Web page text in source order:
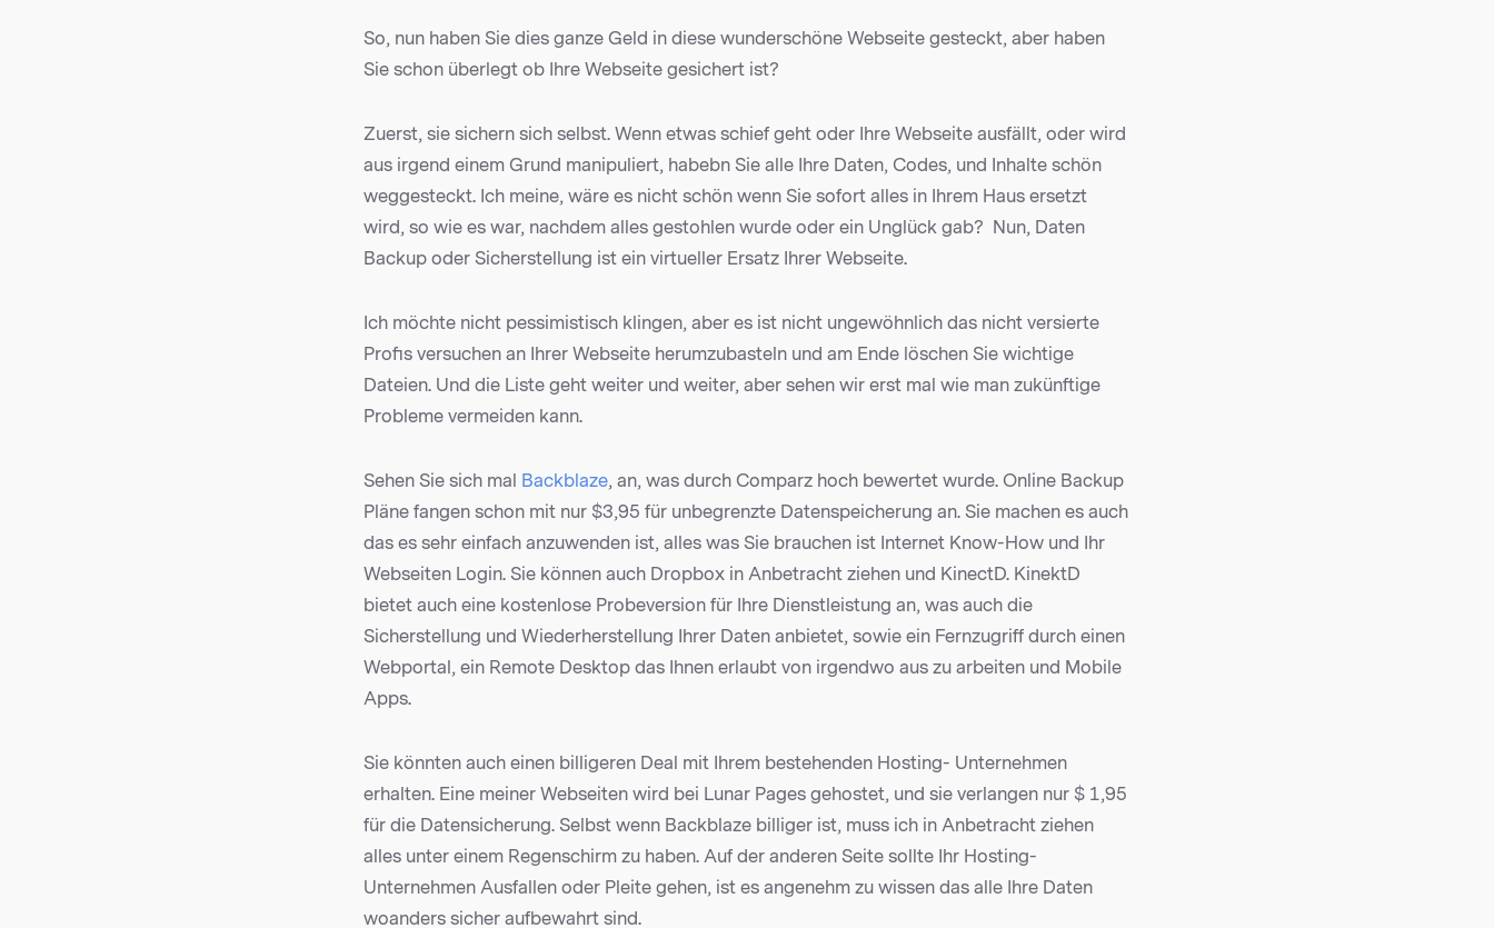
So, nun haben Sie dies ganze Geld in diese wunderschöne Webseite gesteckt, aber haben
Sie schon überlegt ob Ihre Webseite gesichert ist?
Zuerst, sie sichern sich selbst. Wenn etwas schief geht oder Ihre Webseite ausfällt, oder wird
aus irgend einem Grund manipuliert, habebn Sie alle Ihre Daten, Codes, und Inhalte schön
weggesteckt. Ich meine, wäre es nicht schön wenn Sie sofort alles in Ihrem Haus ersetzt
wird, so wie es war, nachdem alles gestohlen wurde oder ein Unglück gab? Nun, Daten
Backup oder Sicherstellung ist ein virtueller Ersatz Ihrer Webseite.
Ich möchte nicht pessimistisch klingen, aber es ist nicht ungewöhnlich das nicht versierte
Profis versuchen an Ihrer Webseite herumzubasteln und am Ende löschen Sie wichtige
Dateien. Und die Liste geht weiter und weiter, aber sehen wir erst mal wie man zukünftige
Probleme vermeiden kann.
Sehen Sie sich mal Backblaze, an, was durch Comparz hoch bewertet wurde. Online Backup
Pläne fangen schon mit nur $3,95 für unbegrenzte Datenspeicherung an. Sie machen es auch
das es sehr einfach anzuwenden ist, alles was Sie brauchen ist Internet Know-How und Ihr
Webseiten Login. Sie können auch Dropbox in Anbetracht ziehen und KinectD. KinektD
bietet auch eine kostenlose Probeversion für Ihre Dienstleistung an, was auch die
Sicherstellung und Wiederherstellung Ihrer Daten anbietet, sowie ein Fernzugriff durch einen
Webportal, ein Remote Desktop das Ihnen erlaubt von irgendwo aus zu arbeiten und Mobile
Apps.
Sie könnten auch einen billigeren Deal mit Ihrem bestehenden Hosting- Unternehmen
erhalten. Eine meiner Webseiten wird bei Lunar Pages gehostet, und sie verlangen nur $ 1,95
für die Datensicherung. Selbst wenn Backblaze billiger ist, muss ich in Anbetracht ziehen
alles unter einem Regenschirm zu haben. Auf der anderen Seite sollte Ihr Hosting-
Unternehmen Ausfallen oder Pleite gehen, ist es angenehm zu wissen das alle Ihre Daten
woanders sicher aufbewahrt sind.